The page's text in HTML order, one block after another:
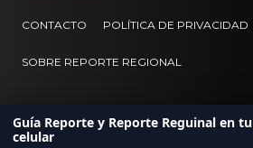
CONTACTO POLÍTICA DE PRIVACIDAD
SOBRE REPORTE REGIONAL
Guía Reporte y Reporte Reguinal en tu
celular